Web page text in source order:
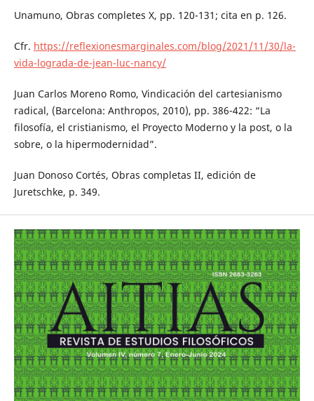
Unamuno, Obras completes X, pp. 120-131; cita en p. 126.
Cfr. https://reflexionesmarginales.com/blog/2021/11/30/la-
vida-lograda-de-jean-luc-nancy/
Juan Carlos Moreno Romo, Vindicación del cartesianismo
radical, (Barcelona: Anthropos, 2010), pp. 386-422: “La
filosofía, el cristianismo, el Proyecto Moderno y la post, o la
sobre, o la hipermodernidad”.
Juan Donoso Cortés, Obras completas II, edición de
Juretschke, p. 349.